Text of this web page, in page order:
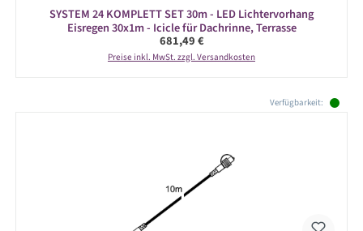
SYSTEM 24 KOMPLETT SET 30m - LED Lichtervorhang
Eisregen 30x1m - Icicle für Dachrinne, Terrasse
Regulärer Preis:
681,49 €
Preise inkl. MwSt. zzgl. Versandkosten
Verfügbarkeit: